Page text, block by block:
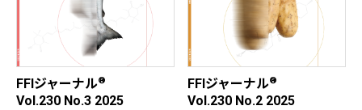
FFIジャーナル®
Vol.230 No.3 2025
FFIジャーナル®
Vol.230 No.2 2025